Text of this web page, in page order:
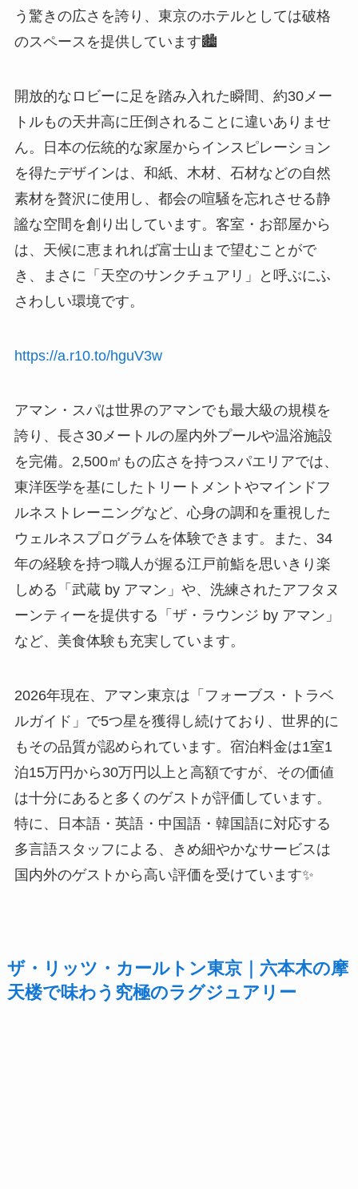
う驚きの広さを誇り、東京のホテルとしては破格
のスペースを提供しています🏙️
開放的なロビーに足を踏み入れた瞬間、約30メー
トルもの天井高に圧倒されることに違いありませ
ん。日本の伝統的な家屋からインスピレーション
を得たデザインは、和紙、木材、石材などの自然
素材を贅沢に使用し、都会の喧騒を忘れさせる静
謐な空間を創り出しています。客室・お部屋から
は、天候に恵まれれば富士山まで望むことがで
き、まさに「天空のサンクチュアリ」と呼ぶにふ
さわしい環境です。
https://a.r10.to/hguV3w
アマン・スパは世界のアマンでも最大級の規模を
誇り、長さ30メートルの屋内外プールや温浴施設
を完備。2,500㎡もの広さを持つスパエリアでは、
東洋医学を基にしたトリートメントやマインドフ
ルネストレーニングなど、心身の調和を重視した
ウェルネスプログラムを体験できます。また、34
年の経験を持つ職人が握る江戸前鮨を思いきり楽
しめる「武蔵 by アマン」や、洗練されたアフタヌ
ーンティーを提供する「ザ・ラウンジ by アマン」
など、美食体験も充実しています。
2026年現在、アマン東京は「フォーブス・トラベ
ルガイド」で5つ星を獲得し続けており、世界的に
もその品質が認められています。宿泊料金は1室1
泊15万円から30万円以上と高額ですが、その価値
は十分にあると多くのゲストが評価しています。
特に、日本語・英語・中国語・韓国語に対応する
多言語スタッフによる、きめ細やかなサービスは
国内外のゲストから高い評価を受けています✨
ザ・リッツ・カールトン東京｜六本木の摩
天楼で味わう究極のラグジュアリー